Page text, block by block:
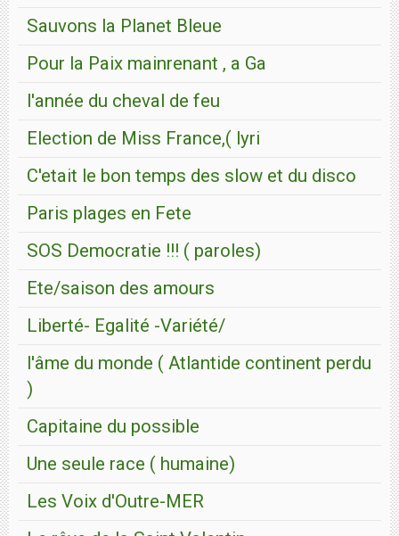
Sauvons la Planet Bleue
Pour la Paix mainrenant , a Ga
l'année du cheval de feu
Election de Miss France,( lyri
C'etait le bon temps des slow et du disco
Paris plages en Fete
SOS Democratie !!! ( paroles)
Ete/saison des amours
Liberté- Egalité -Variété/
l'âme du monde ( Atlantide continent perdu
)
Capitaine du possible
Une seule race ( humaine)
Les Voix d'Outre-MER